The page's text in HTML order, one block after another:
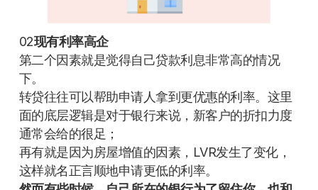
02现有利率高企
第二个因素就是觉得自己贷款利息非常高的情况
下。
转贷往往可以帮助申请人拿到更优惠的利率。这里
面的底层逻辑是对于银行来说，新客户的折扣力度
通常会给的很足；
再有就是因为房屋增值的因素，LVR发生了变化，
这样就名正言顺地申请更低的利率。